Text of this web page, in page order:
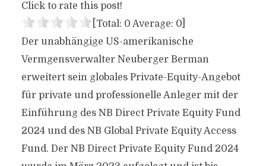
Click to rate this post!
[Total: 0 Average: 0]
Der unabhängige US-amerikanische
Vermgensverwalter Neuberger Berman
erweitert sein globales Private-Equity-Angebot
für private und professionelle Anleger mit der
Einführung des NB Direct Private Equity Fund
2024 und des NB Global Private Equity Access
Fund. Der NB Direct Private Equity Fund 2024